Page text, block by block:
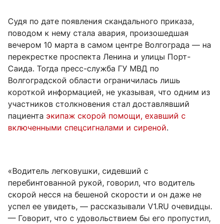
Судя по дате появления скандального приказа,
поводом к нему стала авария, произошедшая
вечером 10 марта в самом центре Волгограда — на
перекрестке проспекта Ленина и улицы Порт-
Саида. Тогда пресс-служба ГУ МВД по
Волгоградской области ограничилась лишь
короткой информацией, не указывая, что одним из
участников столкновения стал доставлявший
пациента экипаж скорой помощи, ехавший с
включенными спецсигналами и сиреной.
«Водитель легковушки, сидевший с
перебинтованной рукой, говорил, что водитель
скорой несся на бешеной скорости и он даже не
успел ее увидеть, — рассказывали V1.RU очевидцы.
— Говорит, что с удовольствием бы его пропустил,